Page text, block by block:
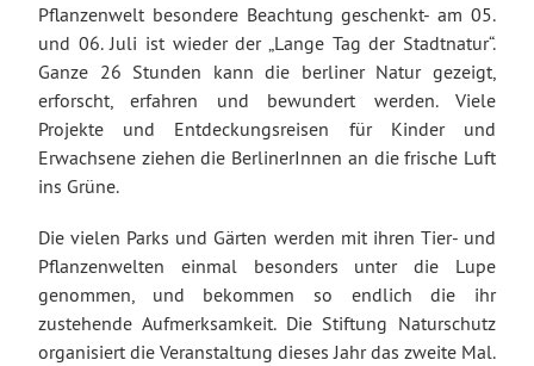
Pflanzenwelt besondere Beachtung geschenkt- am 05.
und 06. Juli ist wieder der „Lange Tag der Stadtnatur“.
Ganze 26 Stunden kann die berliner Natur gezeigt,
erforscht, erfahren und bewundert werden. Viele
Projekte und Entdeckungsreisen für Kinder und
Erwachsene ziehen die BerlinerInnen an die frische Luft
ins Grüne.
Die vielen Parks und Gärten werden mit ihren Tier- und
Pflanzenwelten einmal besonders unter die Lupe
genommen, und bekommen so endlich die ihr
zustehende Aufmerksamkeit. Die Stiftung Naturschutz
organisiert die Veranstaltung dieses Jahr das zweite Mal.